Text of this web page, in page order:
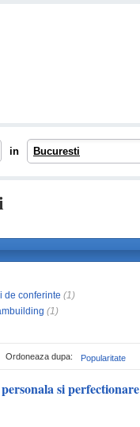
in Bucuresti
de conferinte (1)
(1)
Popularitate
Ordoneaza dupa:
si perfectionare